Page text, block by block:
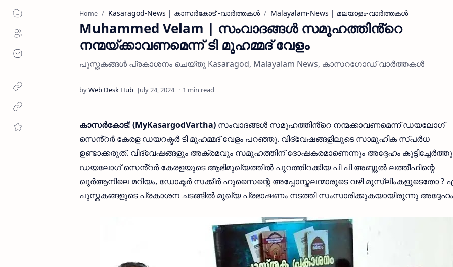
Home Kasaragod-News | കാസര്‍കോട് -വാര്‍ത്തകള്‍ Malayalam-News | മലയാളം-വാര്‍ത്തകള്‍
Muhammed Velam | സംവാദങ്ങൾ സമൂഹത്തിൻ്റെ
നന്മയ്ക്കാവണമെന്ന് ടി മുഹമ്മദ് വേളം
പുസ്തകങ്ങൾ പ്രകാശനം ചെയ്‌തു Kasaragod, Malayalam News, കാസറഗോഡ് വാർത്തകൾ
1 min read
കാസർകോട്: (MyKasargodVartha) സംവാദങ്ങൾ സമൂഹത്തിൻ്റെ നന്മക്കാവണമെന്ന് ഡയലോഗ്
സെൻ്റർ കേരള ഡയറക്ടർ ടി മുഹമ്മദ് വേളം പറഞ്ഞു. വിദ്വേഷങ്ങളിലൂടെ സാമൂഹിക സ്പർധ
ഉണ്ടാക്കരുത്. വിദ്വേഷങ്ങളും അക്രമവും സമൂഹത്തിന് ദോഷകരമാണെന്നും അദ്ദേഹം
ഡയലോഗ് സെൻ്റർ കേരളയുടെ ആഭിമുഖ്യത്തിൽ പുറത്തിറക്കിയ പി പി അബ്ദുൽ ലത്തീഫിന്റെ
ഖുർആനിലെ മറിയം, ഡോക്ടർ സക്കീർ ഹുസൈന്റെ അപ്പോസ്തലന്മാരുടെ വഴി മുസ്‌ലിംകളുടെതോ ?
പുസ്തകങ്ങളുടെ പ്രകാശന ചടങ്ങിൽ മുഖ്യ പ്രഭാഷണം നടത്തി സംസാരിക്കുകയായിരുന്നു